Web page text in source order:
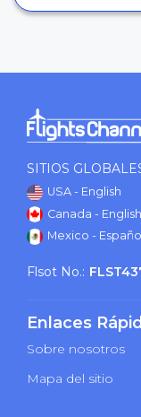
SITIOS
USA - English
Canada - English
Mexico - Español
Flsot No.:
Enlaces
Sobre nosotros
Mapa del sitio